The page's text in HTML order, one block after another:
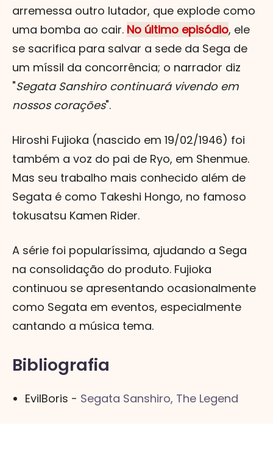
arremessa outro lutador, que explode como
uma bomba ao cair. No último episódio, ele
se sacrifica para salvar a sede da Sega de
um míssil da concorrência; o narrador diz
"Segata Sanshiro continuará vivendo em
nossos corações".
Hiroshi Fujioka (nascido em 19/02/1946) foi
também a voz do pai de Ryo, em Shenmue.
Mas seu trabalho mais conhecido além de
Segata é como Takeshi Hongo, no famoso
tokusatsu Kamen Rider.
A série foi popularíssima, ajudando a Sega
na consolidação do produto. Fujioka
continuou se apresentando ocasionalmente
como Segata em eventos, especialmente
cantando a música tema.
Bibliografia
EvilBoris - Segata Sanshiro, The Legend